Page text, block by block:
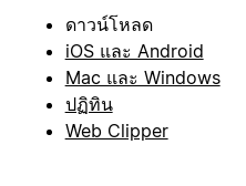
ดาวน์โหลด
iOS และ Android
Mac และ Windows
ปฏิทิน
Web Clipper